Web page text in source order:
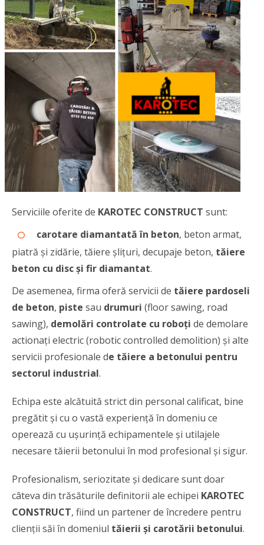
Serviciile oferite de KAROTEC CONSTRUCT sunt:
carotare diamantată în beton, beton armat,
piatră și zidărie, tăiere șlițuri, decupaje beton, tăiere
beton cu disc şi fir diamantat.
De asemenea, firma oferă servicii de tăiere pardoseli
de beton, piste sau drumuri (floor sawing, road
sawing), demolări controlate cu roboți de demolare
actionați electric (robotic controlled demolition) şi alte
servicii profesionale de tăiere a betonului pentru
sectorul industrial.
Echipa este alcătuită strict din personal calificat, bine
pregătit şi cu o vastă experienţă în domeniu ce
operează cu uşurinţă echipamentele şi utilajele
necesare tăierii betonului în mod profesional şi sigur.
Profesionalism, seriozitate şi dedicare sunt doar
câteva din trăsăturile definitorii ale echipei KAROTEC
CONSTRUCT, fiind un partener de încredere pentru
clienţii săi în domeniul tăierii și carotării betonului.